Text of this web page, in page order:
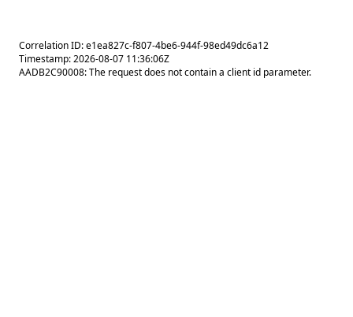
Correlation ID: e1ea827c-f807-4be6-944f-98ed49dc6a12
Timestamp: 2026-08-07 11:36:06Z
AADB2C90008: The request does not contain a client id parameter.